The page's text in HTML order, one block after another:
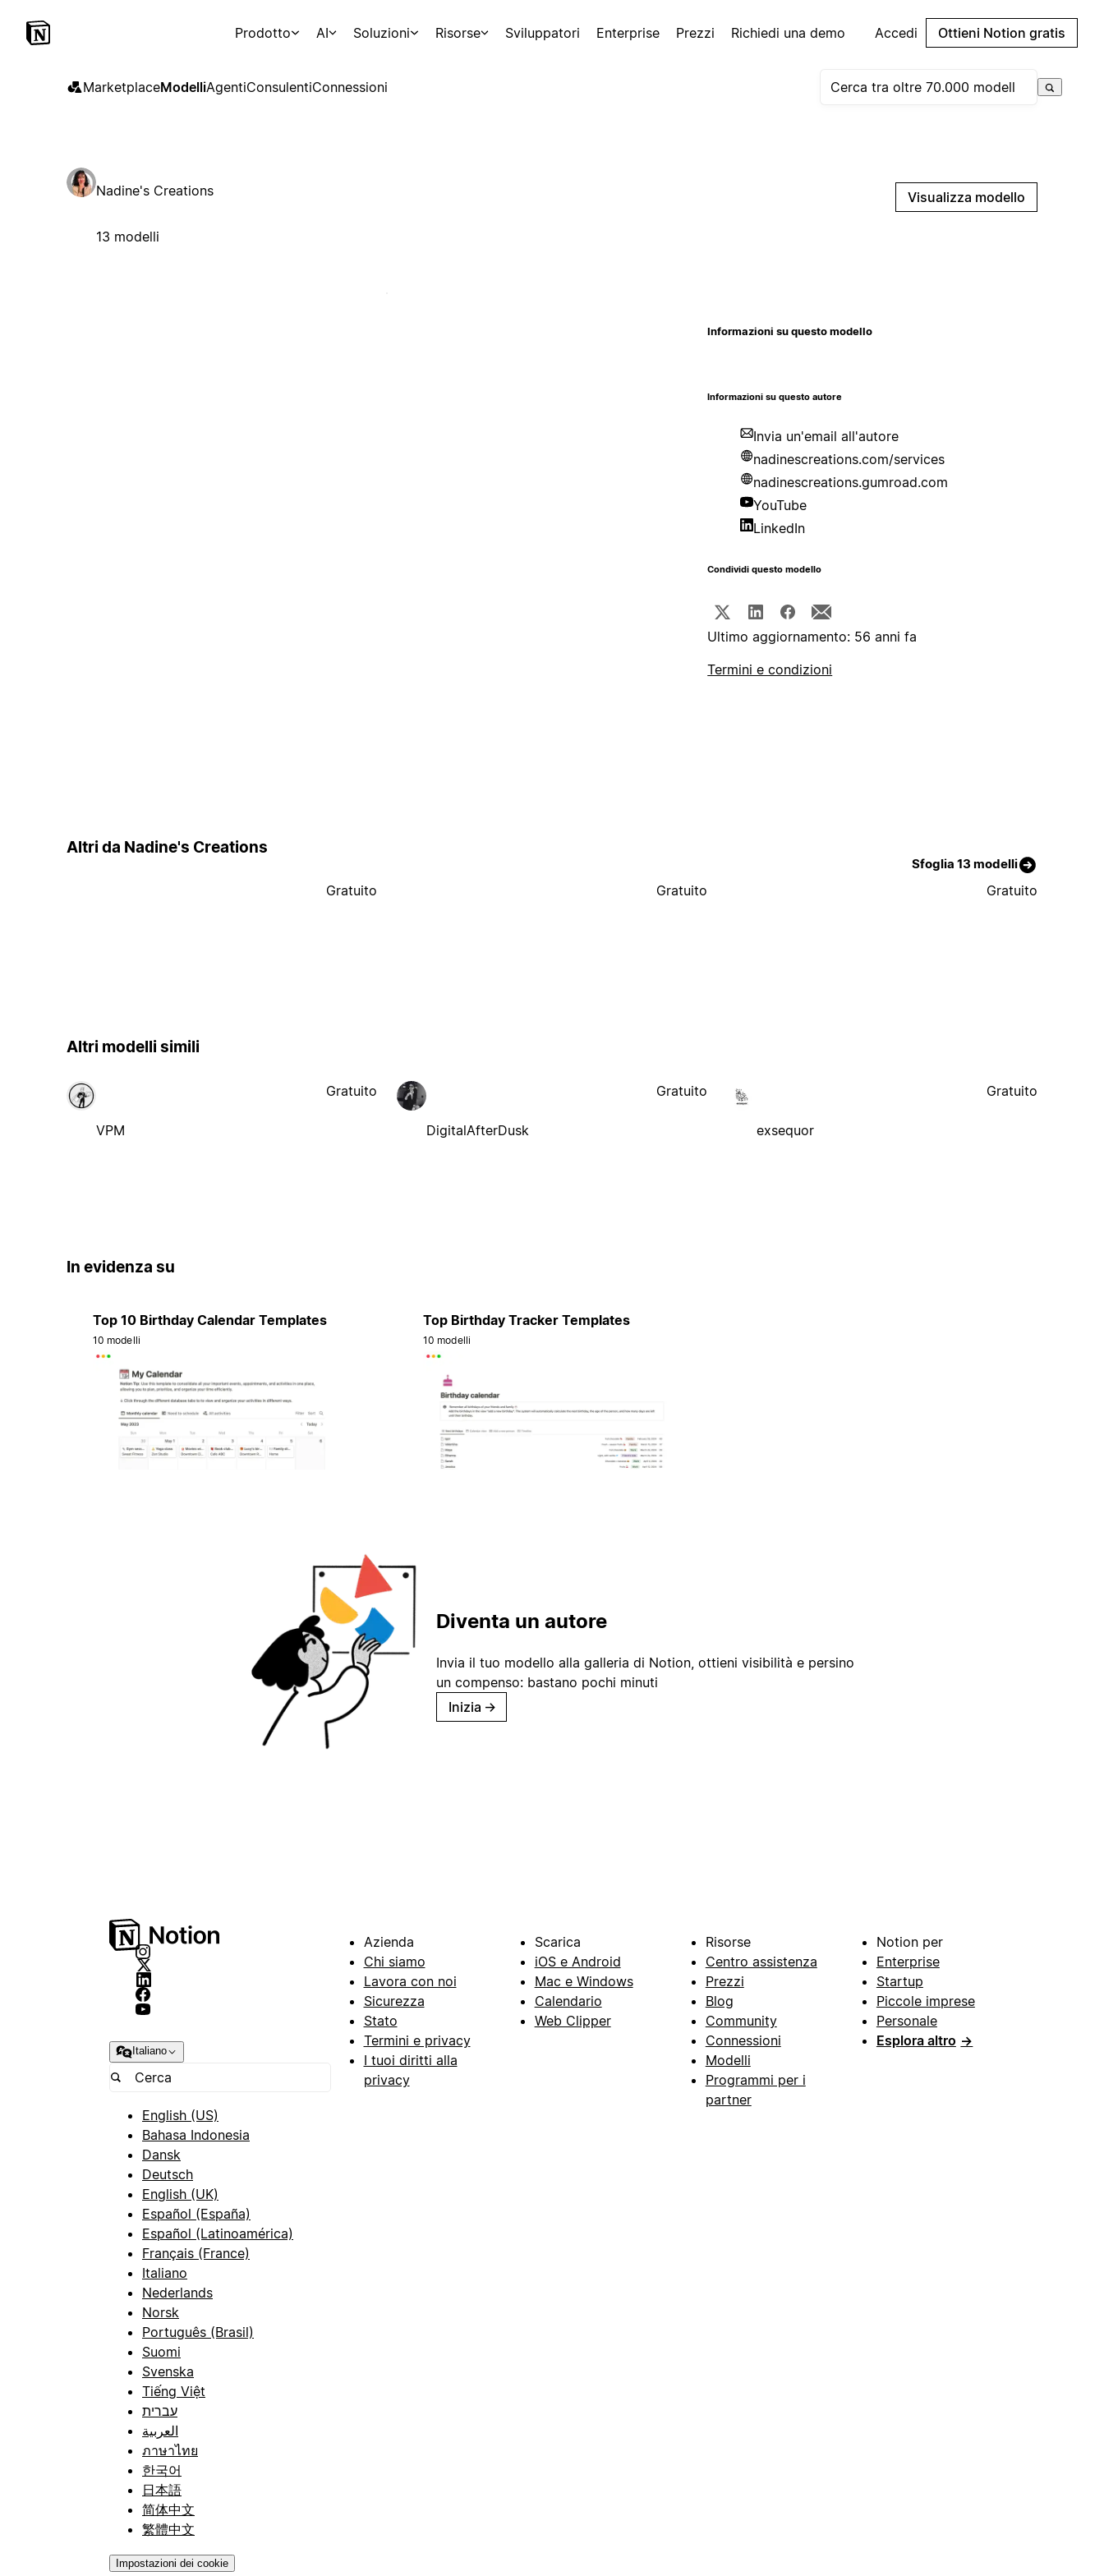
Prodotto AI Soluzioni Risorse Sviluppatori Enterprise Prezzi Richiedi una demo Accedi Ottieni Notion gratis
MarketplaceModelliAgentiConsulentiConnessioni
Nadine's Creations
13 modelli
Visualizza modello
Informazioni su questo modello
Informazioni su questo autore
Invia un'email all'autore
nadinescreations.com/services
nadinescreations.gumroad.com
YouTube
LinkedIn
Condividi questo modello
Ultimo aggiornamento: 56 anni fa
Termini e condizioni
Altri da Nadine's Creations
Sfoglia 13 modelli
Gratuito Gratuito Gratuito
Altri modelli simili
VPM
Gratuito
DigitalAfterDusk
Gratuito
exsequor
Gratuito
In evidenza su
Top 10 Birthday Calendar Templates
10 modelli
Top Birthday Tracker Templates
10 modelli
Diventa un autore
Invia il tuo modello alla galleria di Notion, ottieni visibilità e persino
un compenso: bastano pochi minuti
Inizia →
Italiano
English (US)
Bahasa Indonesia
Dansk
Deutsch
English (UK)
Español (España)
Español (Latinoamérica)
Français (France)
Italiano
Nederlands
Norsk
Português (Brasil)
Suomi
Svenska
Tiếng Việt
עברית
العربية
ภาษาไทย
한국어
日本語
简体中文
繁體中文
Impostazioni dei cookie
Azienda
Chi siamo
Lavora con noi
Sicurezza
Stato
Termini e privacy
I tuoi diritti alla
privacy
Scarica
iOS e Android
Mac e Windows
Calendario
Web Clipper
Risorse
Centro assistenza
Prezzi
Blog
Community
Connessioni
Modelli
Programmi per i
partner
Notion per
Enterprise
Startup
Piccole imprese
Personale
Esplora altro →